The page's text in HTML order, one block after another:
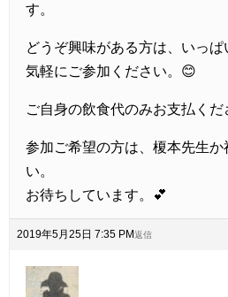
す。
どうぞ興味がある方は、いっ
気軽にご参加ください。😊
ご自身の飲食代のみお支払くだ
参加ご希望の方は、榎本先生か
い。
お待ちしています。💕
2019年5月25日 7:35 PM返信